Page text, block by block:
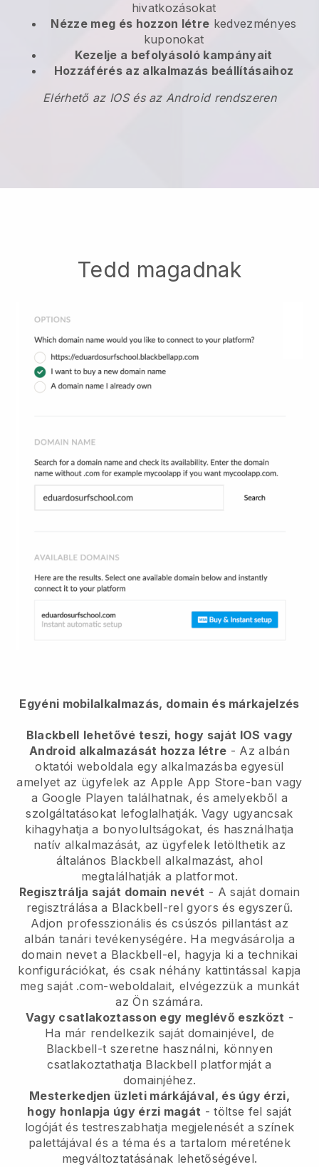
hivatkozásokat
Nézze meg és hozzon létre kedvezményes
kuponokat
Kezelje a befolyásoló kampányait
Hozzáférés az alkalmazás beállításaihoz
Elérhető az IOS és az Android rendszeren
Tedd magadnak
Egyéni mobilalkalmazás, domain és márkajelzés
Blackbell lehetővé teszi, hogy saját IOS vagy
Android alkalmazását hozza létre - Az albán
oktatói weboldala egy alkalmazásba egyesül
amelyet az ügyfelek az Apple App Store-ban vagy
a Google Playen találhatnak, és amelyekből a
szolgáltatásokat lefoglalhatják. Vagy ugyancsak
kihagyhatja a bonyolultságokat, és használhatja
natív alkalmazását, az ügyfelek letölthetik az
általános Blackbell alkalmazást, ahol
megtalálhatják a platformot.
Regisztrálja saját domain nevét - A saját domain
regisztrálása a Blackbell-rel gyors és egyszerű.
Adjon professzionális és csúszós pillantást az
albán tanári tevékenységére. Ha megvásárolja a
domain nevet a Blackbell-el, hagyja ki a technikai
konfigurációkat, és csak néhány kattintással kapja
meg saját .com-weboldalait, elvégezzük a munkát
az Ön számára.
Vagy csatlakoztasson egy meglévő eszközt -
Ha már rendelkezik saját domainjével, de
Blackbell-t szeretne használni, könnyen
csatlakoztathatja Blackbell platformját a
domainjéhez.
Mesterkedjen üzleti márkájával, és úgy érzi,
hogy honlapja úgy érzi magát - töltse fel saját
logóját és testreszabhatja megjelenését a színek
palettájával és a téma és a tartalom méretének
megváltoztatásának lehetőségével.